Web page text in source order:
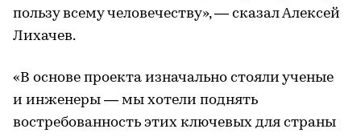
пользу всему человечеству», — сказал Алексей
Лихачев.
«В основе проекта изначально стояли ученые
и инженеры — мы хотели поднять
востребованность этих ключевых для страны